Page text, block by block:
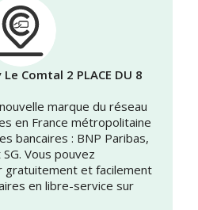
Comtal 2 PLACE DU 8
marque du réseau
en France métropolitaine
bancaires : BNP Paribas,
Vous pouvez
gratuitement et facilement
en libre-service sur